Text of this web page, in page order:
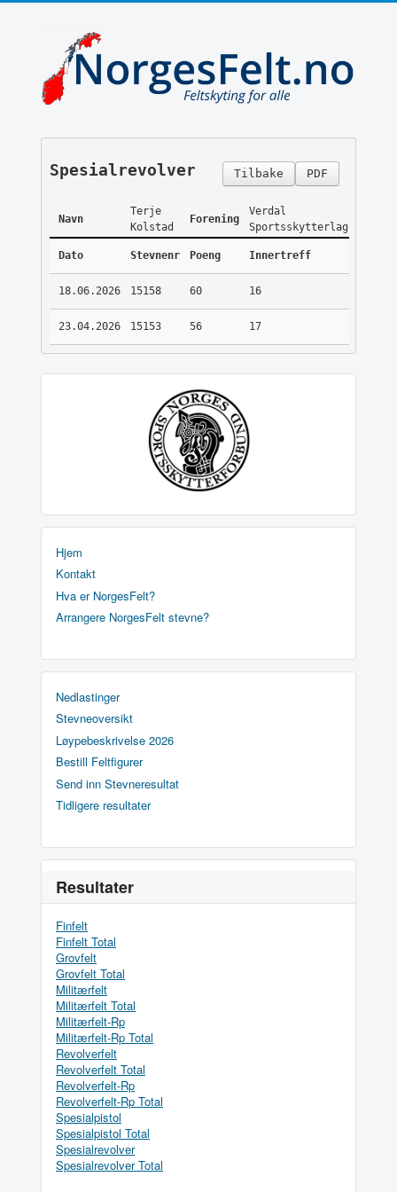
PDF
Tilbake
Spesialrevolver
Navn
Terje
Kolstad
Forening
Verdal
Sportsskytterlag
Dato Stevnenr Poeng Innertreff
18.06.2026 15158 60 16
23.04.2026 15153 56 17
Hjem
Kontakt
Hva er NorgesFelt?
Arrangere NorgesFelt stevne?
Nedlastinger
Stevneoversikt
Løypebeskrivelse 2026
Bestill Feltfigurer
Send inn Stevneresultat
Tidligere resultater
Resultater
Finfelt
Finfelt Total
Grovfelt
Grovfelt Total
Militærfelt
Militærfelt Total
Militærfelt-Rp
Militærfelt-Rp Total
Revolverfelt
Revolverfelt Total
Revolverfelt-Rp
Revolverfelt-Rp Total
Spesialpistol
Spesialpistol Total
Spesialrevolver
Spesialrevolver Total